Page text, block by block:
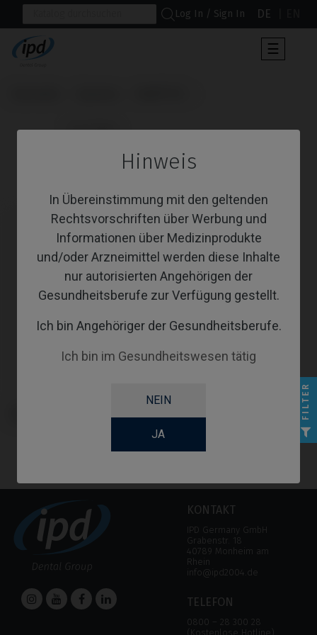
Hinweis
In Übereinstimmung mit den geltenden
Rechtsvorschriften über Werbung und
Informationen über Medizinprodukte
und/oder Arzneimittel werden diese Inhalte
nur autorisierten Angehörigen der
Gesundheitsberufe zur Verfügung gestellt.
Ich bin Angehöriger der Gesundheitsberufe.
Ich bin im Gesundheitswesen tätig
NEIN
JA
Log In / Sign In DE
der
☰
                      CoCr Base
KONTAKT
IPD Germany GmbH
Grabenstr. 18
40789 Monheim am
Rhein
info@ipd2004.de
TELEFON
0800 – 28 300 28
(Kostenlose Hotline)
FILTER